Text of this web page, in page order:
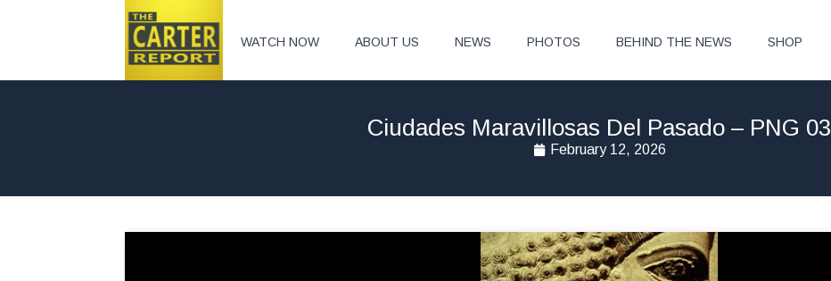
WATCH NOW ABOUT US NEWS PHOTOS BEHIND THE NEWS SHOP
Ciudades Maravillosas Del Pasado – PNG 03
February 12, 2026